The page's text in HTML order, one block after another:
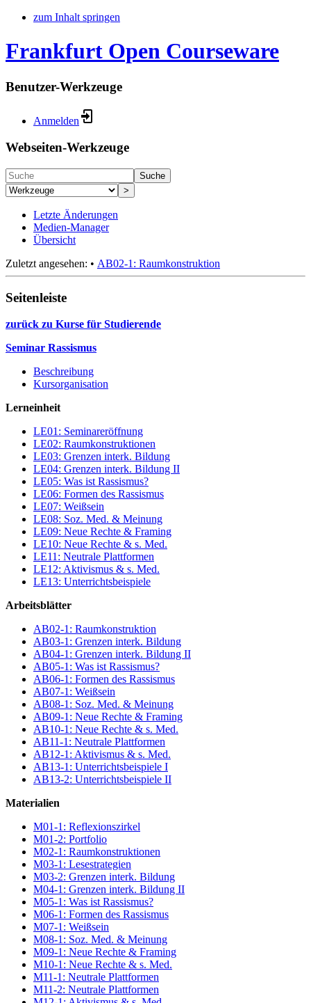
zum Inhalt springen
Frankfurt Open Courseware
Benutzer-Werkzeuge
Anmelden
Webseiten-Werkzeuge
Suche
>
Letzte Änderungen
Medien-Manager
Übersicht
Zuletzt angesehen: • AB02-1: Raumkonstruktion
Seitenleiste
zurück zu Kurse für Studierende
Seminar Rassismus
Beschreibung
Kursorganisation
Lerneinheit
LE01: Seminareröffnung
LE02: Raumkonstruktionen
LE03: Grenzen interk. Bildung
LE04: Grenzen interk. Bildung II
LE05: Was ist Rassismus?
LE06: Formen des Rassismus
LE07: Weißsein
LE08: Soz. Med. & Meinung
LE09: Neue Rechte & Framing
LE10: Neue Rechte & s. Med.
LE11: Neutrale Plattformen
LE12: Aktivismus & s. Med.
LE13: Unterrichtsbeispiele
Arbeitsblätter
AB02-1: Raumkonstruktion
AB03-1: Grenzen interk. Bildung
AB04-1: Grenzen interk. Bildung II
AB05-1: Was ist Rassismus?
AB06-1: Formen des Rassismus
AB07-1: Weißsein
AB08-1: Soz. Med. & Meinung
AB09-1: Neue Rechte & Framing
AB10-1: Neue Rechte & s. Med.
AB11-1: Neutrale Plattformen
AB12-1: Aktivismus & s. Med.
AB13-1: Unterrichtsbeispiele I
AB13-2: Unterrichtsbeispiele II
Materialien
M01-1: Reflexionszirkel
M01-2: Portfolio
M02-1: Raumkonstruktionen
M03-1: Lesestrategien
M03-2: Grenzen interk. Bildung
M04-1: Grenzen interk. Bildung II
M05-1: Was ist Rassismus?
M06-1: Formen des Rassismus
M07-1: Weißsein
M08-1: Soz. Med. & Meinung
M09-1: Neue Rechte & Framing
M10-1: Neue Rechte & s. Med.
M11-1: Neutrale Plattformen
M11-2: Neutrale Plattformen